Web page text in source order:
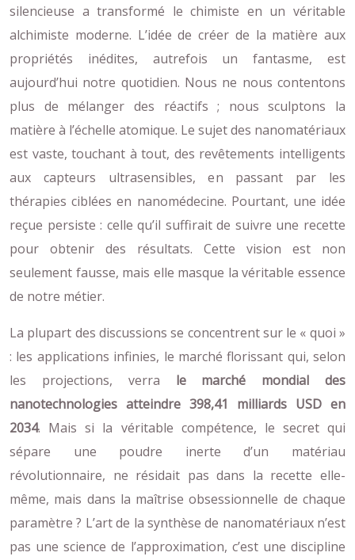
silencieuse a transformé le chimiste en un véritable
alchimiste moderne. L’idée de créer de la matière aux
propriétés inédites, autrefois un fantasme, est
aujourd’hui notre quotidien. Nous ne nous contentons
plus de mélanger des réactifs ; nous sculptons la
matière à l’échelle atomique. Le sujet des nanomatériaux
est vaste, touchant à tout, des revêtements intelligents
aux capteurs ultrasensibles, en passant par les
thérapies ciblées en nanomédecine. Pourtant, une idée
reçue persiste : celle qu’il suffirait de suivre une recette
pour obtenir des résultats. Cette vision est non
seulement fausse, mais elle masque la véritable essence
de notre métier.
La plupart des discussions se concentrent sur le « quoi »
: les applications infinies, le marché florissant qui, selon
les projections, verra le marché mondial des
nanotechnologies atteindre 398,41 milliards USD en
2034. Mais si la véritable compétence, le secret qui
sépare une poudre inerte d’un matériau
révolutionnaire, ne résidait pas dans la recette elle-
même, mais dans la maîtrise obsessionnelle de chaque
paramètre ? L’art de la synthèse de nanomatériaux n’est
pas une science de l’approximation, c’est une discipline